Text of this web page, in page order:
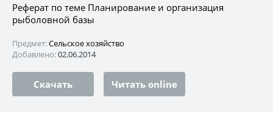
Реферат по теме Планирование и организация
рыболовной базы
Предмет:Сельское хозяйство
Добавлено:02.06.2014
Скачать Читать online